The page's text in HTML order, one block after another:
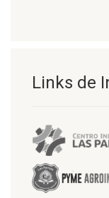
Links de